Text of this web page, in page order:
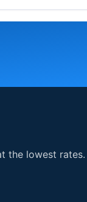
the lowest rates.